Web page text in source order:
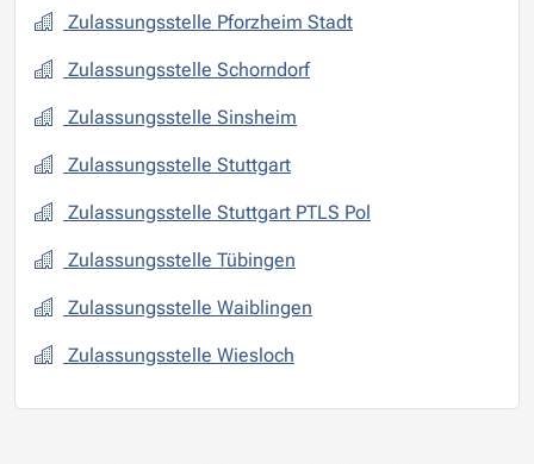
Zulassungsstelle Pforzheim Stadt
Zulassungsstelle Schorndorf
Zulassungsstelle Sinsheim
Zulassungsstelle Stuttgart
Zulassungsstelle Stuttgart PTLS Pol
Zulassungsstelle Tübingen
Zulassungsstelle Waiblingen
Zulassungsstelle Wiesloch